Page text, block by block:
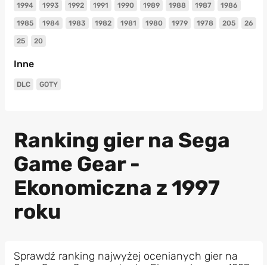
1994 1993 1992 1991 1990 1989 1988 1987 1986
1985 1984 1983 1982 1981 1980 1979 1978 205 26
25 20
Inne
DLC GOTY
Ranking gier na Sega
Game Gear -
Ekonomiczna z 1997
roku
Sprawdź ranking najwyżej ocenianych gier na